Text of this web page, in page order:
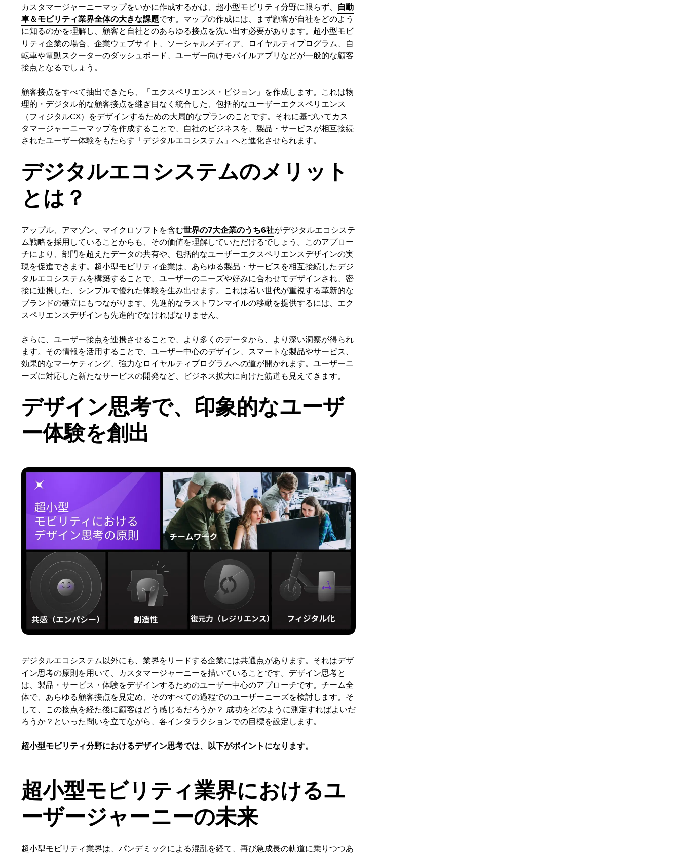
カスタマージャーニーマップをいかに作成するかは、超小型モビリティ分野に限らず、 自動
車＆モビリティ業界全体の大きな課題です。マップの作成には、まず顧客が自社をどのよう
に知るのかを理解し、顧客と自社とのあらゆる接点を洗い出す必要があります。超小型モビ
リティ企業の場合、企業ウェブサイト、ソーシャルメディア、ロイヤルティプログラム、自
転車や電動スクーターのダッシュボード、ユーザー向けモバイルアプリなどが一般的な顧客
接点となるでしょう。
顧客接点をすべて抽出できたら、「エクスペリエンス・ビジョン」を作成します。これは物
理的・デジタル的な顧客接点を継ぎ目なく統合した、包括的なユーザーエクスペリエンス
（フィジタルCX）をデザインするための大局的なプランのことです。それに基づいてカス
タマージャーニーマップを作成することで、自社のビジネスを、製品・サービスが相互接続
されたユーザー体験をもたらす「デジタルエコシステム」へと進化させられます。
デジタルエコシステムのメリット
とは？
アップル、アマゾン、マイクロソフトを含む世界の7大企業のうち6社がデジタルエコシステ
ム戦略を採用していることからも、その価値を理解していただけるでしょう。このアプロー
チにより、部門を超えたデータの共有や、包括的なユーザーエクスペリエンスデザインの実
現を促進できます。超小型モビリティ企業は、あらゆる製品・サービスを相互接続したデジ
タルエコシステムを構築することで、ユーザーのニーズや好みに合わせてデザインされ、密
接に連携した、シンプルで優れた体験を生み出せます。これは若い世代が重視する革新的な
ブランドの確立にもつながります。先進的なラストワンマイルの移動を提供するには、エク
スペリエンスデザインも先進的でなければなりません。
さらに、ユーザー接点を連携させることで、より多くのデータから、より深い洞察が得られ
ます。その情報を活用することで、ユーザー中心のデザイン、スマートな製品やサービス、
効果的なマーケティング、強力なロイヤルティプログラムへの道が開かれます。ユーザーニ
ーズに対応した新たなサービスの開発など、ビジネス拡大に向けた筋道も見えてきます。
デザイン思考で、印象的なユーザ
ー体験を創出
デジタルエコシステム以外にも、業界をリードする企業には共通点があります。それはデザ
イン思考の原則を用いて、カスタマージャーニーを描いていることです。デザイン思考と
は、製品・サービス・体験をデザインするためのユーザー中心のアプローチです。チーム全
体で、あらゆる顧客接点を見定め、そのすべての過程でのユーザーニーズを検討します。そ
して、この接点を経た後に顧客はどう感じるだろうか？ 成功をどのように測定すればよいだ
ろうか？といった問いを立てながら、各インタラクションでの目標を設定します。
超小型モビリティ分野におけるデザイン思考では、以下がポイントになります。
超小型モビリティ業界におけるユ
ーザージャーニーの未来
超小型モビリティ業界は、パンデミックによる混乱を経て、再び急成長の軌道に乗りつつあ